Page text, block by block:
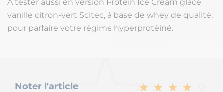
A tester aussi en version Protein Ice Cream glace
vanille citron-vert Scitec, à base de whey de qualité,
pour parfaire votre régime hyperprotéiné.
Noter l'article